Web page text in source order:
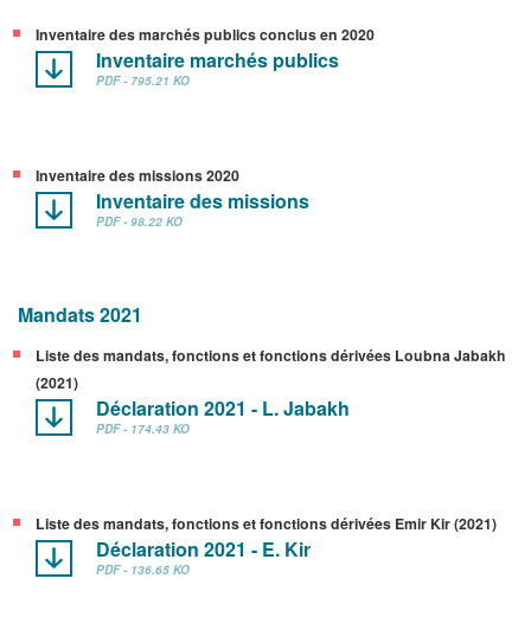
Inventaire des marchés publics conclus en 2020
Inventaire marchés publics
PDF - 795.21 KO
Inventaire des missions 2020
Inventaire des missions
PDF - 98.22 KO
Mandats 2021
Liste des mandats, fonctions et fonctions dérivées Loubna Jabakh
(2021)
Déclaration 2021 - L. Jabakh
PDF - 174.43 KO
Liste des mandats, fonctions et fonctions dérivées Emir Kir (2021)
Déclaration 2021 - E. Kir
PDF - 136.65 KO